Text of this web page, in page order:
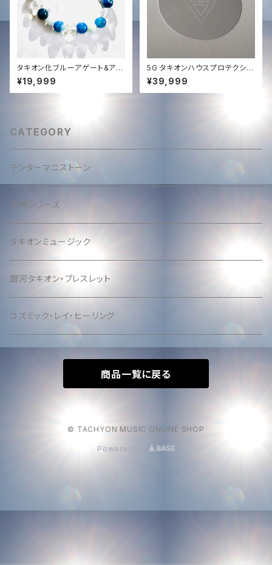
タキオン化ブルーアゲート&アク
アマリンオリジナルブレスレット
✨
¥19,999
5G タキオンハウスプロテクショ
ン✨
¥39,999
CATEGORY
チンターマニストーン
女神シリーズ
タキオンミュージック
銀河タキオン・ブレスレット
コズミック・レイ・ヒーリング
商品一覧に戻る
© TACHYON MUSIC ONLINE SHOP
Powered by